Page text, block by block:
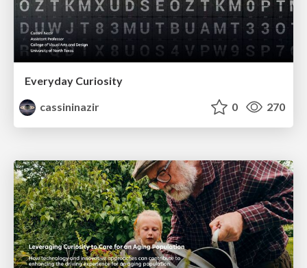
Everyday Curiosity
cassininazir
0 270